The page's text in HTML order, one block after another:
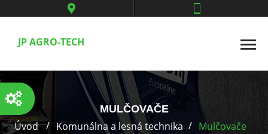
JP AGRO-TECH
MULČOVAČE
Úvod Komunálna a lesná technika Mulčovače